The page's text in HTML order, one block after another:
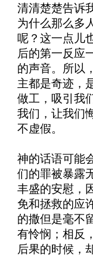
清清楚楚告诉
为什么那么多
呢？这一点儿
后的第一反应
的声音。所以
主都是奇迹，
做工，吸引我
我们，让我们
不虚假。
神的话语可能
们的罪被暴露
丰盛的安慰，
免和拯救的应
的撒但是毫不
有怜悯；相反
后果的时候，